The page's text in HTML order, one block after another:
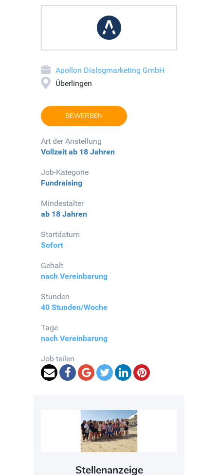
Apollon Dialogmarketing GmbH
Überlingen
BEWERBEN
Art der Anstellung
Vollzeit ab 18 Jahren
Job-Kategorie
Fundraising
Mindestalter
ab 18 Jahren
Startdatum
Sofort
Gehalt
nach Vereinbarung
Stunden
40 Stunden/Woche
Tage
nach Vereinbarung
Job teilen
Stellenanzeige